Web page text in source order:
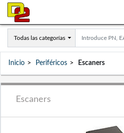
Todas las categorías
Inicio Periféricos Escaners
Escaners